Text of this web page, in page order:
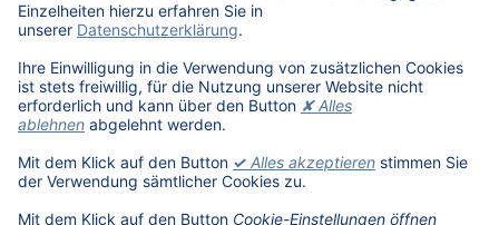
Benefits
DAT als Arbeitgeber
Schüler, Absolventen, Studenten
#getDATjob
DAT International
Wir über uns